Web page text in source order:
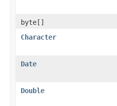
byte[]
Character
Date
Double